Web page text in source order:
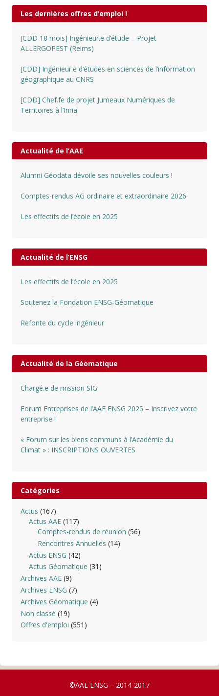
Les dernières offres d’emploi !
[CDD 18 mois] Ingénieur.e d’étude – Projet
ALLERGOPEST (Reims)
[CDD] Ingénieur.e d’études en sciences de l’information
géographique au CNRS
[CDD] Chef.fe de projet Jumeaux Numériques de
Territoires à l’Inria
Actualité de l’AAE
Alumni Géodata dévoile ses nouvelles couleurs !
Comptes-rendus AG ordinaire et extraordinaire 2026
Les effectifs de l’école en 2025
Actualité de l’ENSG
Les effectifs de l’école en 2025
Soutenez la Fondation ENSG-Géomatique
Refonte du cycle ingénieur
Actualité de la Géomatique
Chargé.e de mission SIG
Forum Entreprises de l’AAE ENSG 2025 – Inscrivez votre
entreprise !
« Forum sur les biens communs à l’Académie du
Climat » : INSCRIPTIONS OUVERTES
Catégories
Actus (167)
Actus AAE (117)
Comptes-rendus de réunion (56)
Rencontres Annuelles (14)
Actus ENSG (42)
Actus Géomatique (31)
Archives AAE(9)
Archives ENSG (7)
Archives Géomatique (4)
Non classé (19)
Offres d'emploi (551)
©AAE ENSG – 2014-2017